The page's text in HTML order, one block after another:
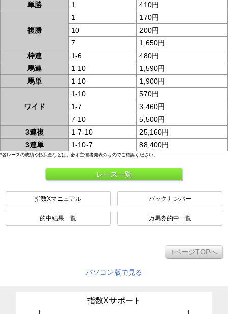
単勝 1 410円
複勝
1
170円
10
200円
7
1,650円
枠連
1-6
480円
馬連
1-10
1,590円
馬単
1-10 1,900円
ワイド
1-10
570円
1-7
3,460円
7-10
5,500円
3連複
1-7-10
25,160円
3連単
1-10-7 88,400円
*各レースの成績や払戻金などは、必ず主催者発表のものでご確認ください。
レース一覧
指数Xマニュアル バックナンバー
的中結果一覧 万馬券的中一覧
↑ページTOPへ
パソコン版で見る
指数Xサポート